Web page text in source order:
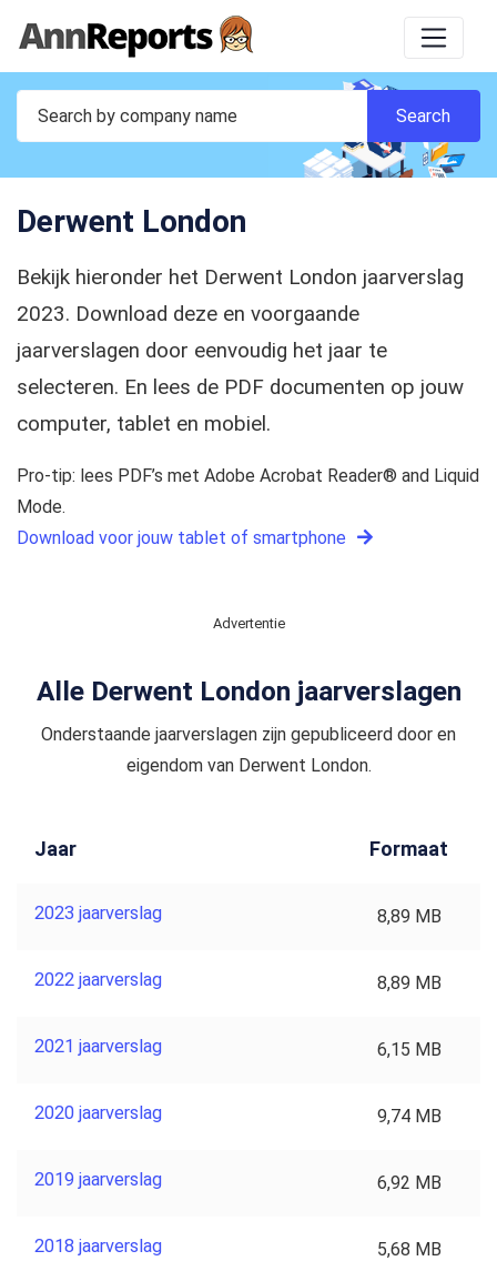
Derwent London
Bekijk hieronder het Derwent London jaarverslag
2023. Download deze en voorgaande
jaarverslagen door eenvoudig het jaar te
selecteren. En lees de PDF documenten op jouw
computer, tablet en mobiel.
Pro-tip: lees PDF’s met Adobe Acrobat Reader® and Liquid
Mode.
Download voor jouw tablet of smartphone
Advertentie
Alle Derwent London jaarverslagen
Onderstaande jaarverslagen zijn gepubliceerd door en
eigendom van Derwent London.
Jaar Formaat
2023 jaarverslag 8,89 MB
2022 jaarverslag 8,89 MB
2021 jaarverslag 6,15 MB
2020 jaarverslag 9,74 MB
2019 jaarverslag 6,92 MB
2018 jaarverslag 5,68 MB